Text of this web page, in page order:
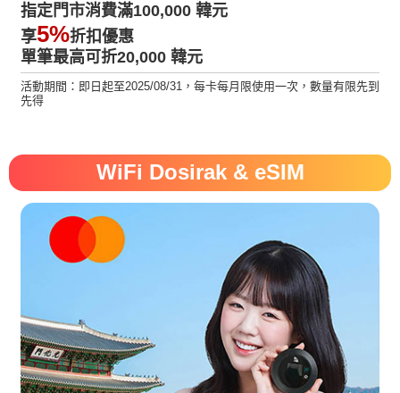
指定門市消費滿100,000 韓元
享5%折扣優惠
單筆最高可折20,000 韓元
活動期間：即日起至2025/08/31，每卡每月限使用一次，數量有限先到
先得
WiFi Dosirak & eSIM